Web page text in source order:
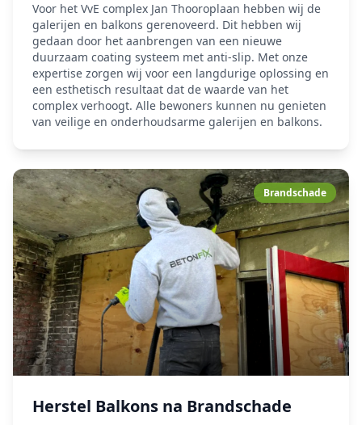
Voor het VvE complex Jan Thooroplaan hebben wij de
galerijen en balkons gerenoveerd. Dit hebben wij
gedaan door het aanbrengen van een nieuwe
duurzaam coating systeem met anti-slip. Met onze
expertise zorgen wij voor een langdurige oplossing en
een esthetisch resultaat dat de waarde van het
complex verhoogt. Alle bewoners kunnen nu genieten
van veilige en onderhoudsarme galerijen en balkons.
Brandschade
Herstel Balkons na Brandschade